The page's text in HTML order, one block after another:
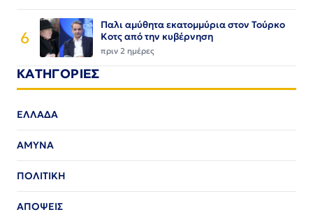
6
Παλι αμύθητα εκατομμύρια στον Τούρκο
Κοτς από την κυβέρνηση
πριν 2 ημέρες
ΚΑΤΗΓΟΡΙΕΣ
ΕΛΛΑΔΑ
ΑΜΥΝΑ
ΠΟΛΙΤΙΚΗ
ΑΠΟΨΕΙΣ